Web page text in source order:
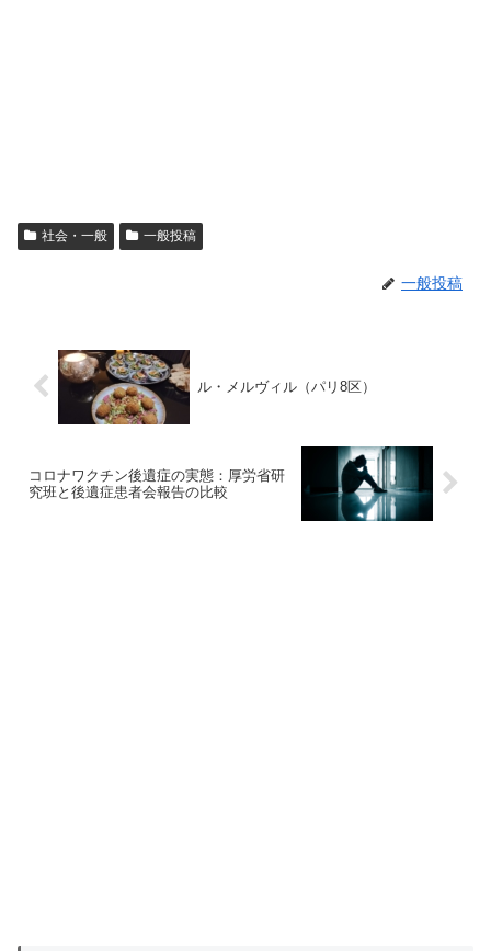
社会・一般 一般投稿
一般投稿
ル・メルヴィル（パリ8区）
コロナワクチン後遺症の実態：厚労省研
究班と後遺症患者会報告の比較